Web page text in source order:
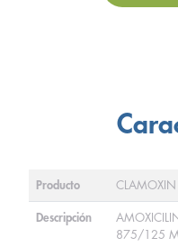
Producto
Descripción
875/125